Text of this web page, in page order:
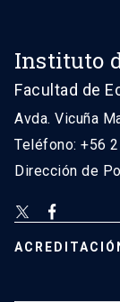
Instituto
Facultad de
Avda. Vicuña
Teléfono: +56
Dirección de